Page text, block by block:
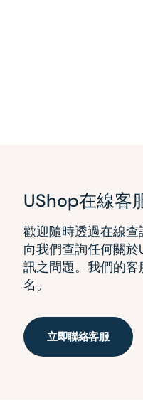
UShop在線客
歡迎隨時透過在線
向我們查詢任何關
訊之問題。我們的
名。
立即聯絡客服